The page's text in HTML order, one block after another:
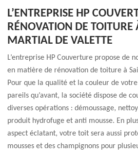
L’ENTREPRISE HP
RÉNOVATION DE TOITURE
MARTIAL DE VALETTE
L’entreprise HP Couverture propose de
en matière de rénovation de toiture à
Pour que la qualité et la couleur de
pareils qu’avant, la société dispose de
diverses opérations : démoussage,
produit hydrofuge et anti mousse. En
aspect éclatant, votre toit sera aussi
mousses et des champignons pour